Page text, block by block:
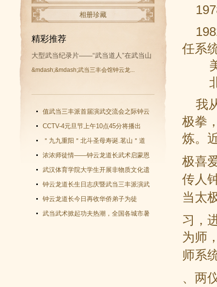
相册珍藏
精彩推荐
大型武当纪录片——“武当道人”在武当山
&mdash;&mdash;武当三丰会馆钟云龙...
值武当三丰派首届演武交流会之际钟云
龙道长再收新徒
CCTV-4元旦节上午10点45分将播出
《武当功夫传人 钟云龙》纪录片
＂九九重阳＂北斗圣母寿诞.茗山＂道
教文化＂汇演圆满谢幕
浓浓师徒情——钟云龙道长武术启蒙恩
师千里赴武当会面
武汉体育学院大学生开展非物质文化遗
产（武当武术）调查活动
钟云龙道长生日志庆暨武当三丰派演武
交流大会成功举办
钟云龙道长今日再收华侨弟子为徒
武当武术掀起功夫热潮，全国各城市暑
任系
美
北
我
极拳
炼。
极喜
传人
当太
习，
为师
师系
、两